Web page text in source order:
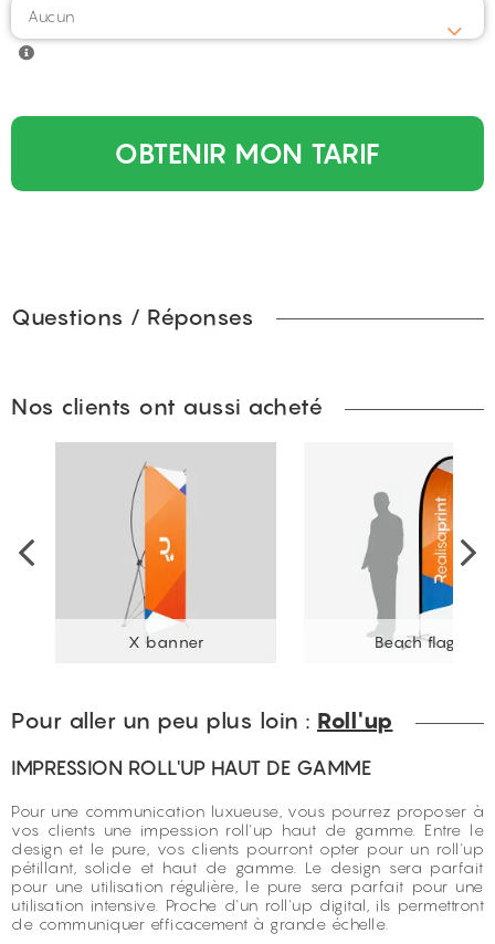
OBTENIR MON TARIF
Questions / Réponses
Nos clients ont aussi acheté
X banner Beach flag
Pour aller un peu plus loin : Roll'up
IMPRESSION ROLL'UP HAUT DE GAMME
Pour une communication luxueuse, vous pourrez proposer à
vos clients une impession roll'up haut de gamme. Entre le
design et le pure, vos clients pourront opter pour un roll'up
pétillant, solide et haut de gamme. Le design sera parfait
pour une utilisation régulière, le pure sera parfait pour une
utilisation intensive. Proche d'un roll'up digital, ils permettront
de communiquer efficacement à grande échelle.